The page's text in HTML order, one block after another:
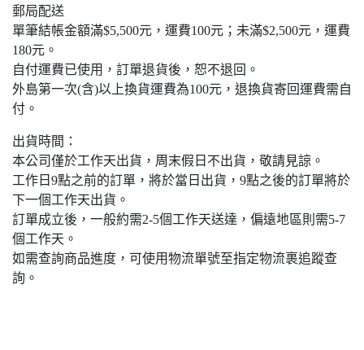
郵局配送
單筆結帳金額滿$5,500元，運費100元；未滿$2,500元，運費
180元。
自付運費已使用，訂單退貨後，恕不退回。
外島第一次(含)以上換貨運費為100元，退換貨寄回運費需自
付。
出貨時間：
本公司僅於工作天出貨，周末假日不出貨，敬請見諒。
工作日9點之前的訂單，將於當日出貨，9點之後的訂單將於
下一個工作天出貨。
訂單成立後，一般約需2-5個工作天送達，偏遠地區則需5-7
個工作天。
如需查詢商品進度，可使用物流單號至指定物流裹追蹤查
詢。